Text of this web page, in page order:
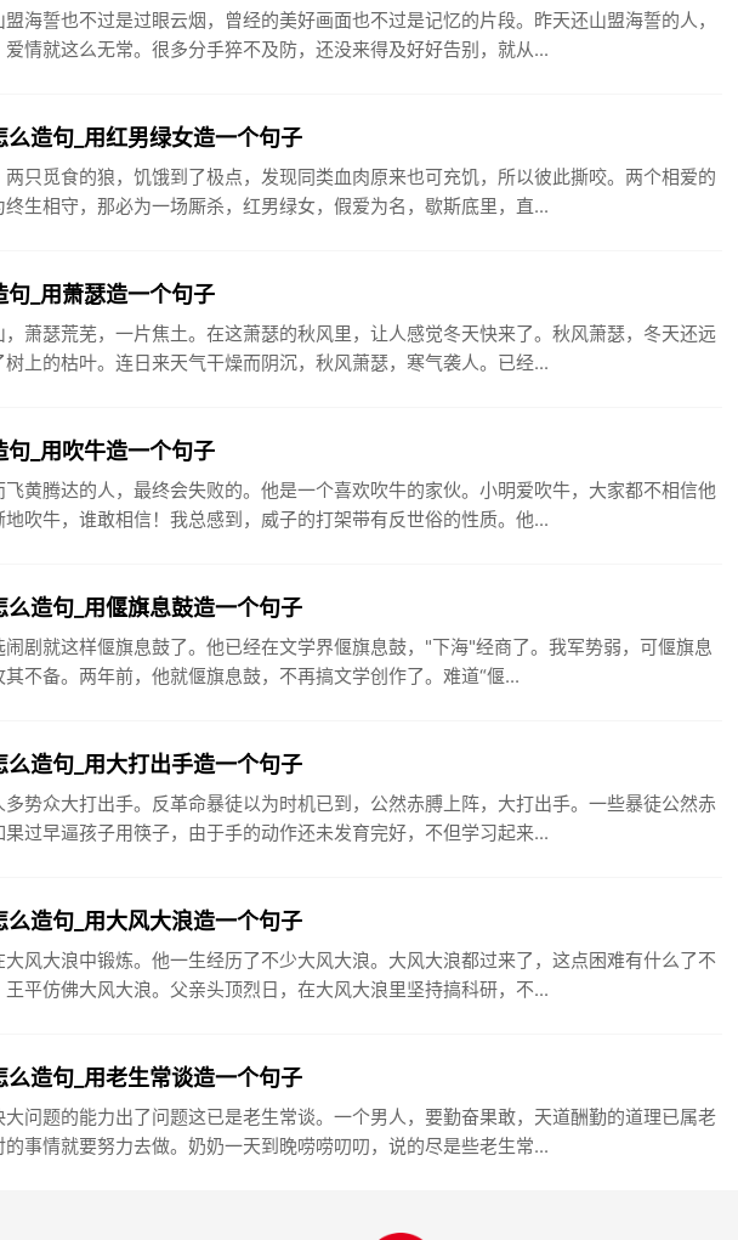
海誓也不过是过眼云烟，曾经的美好画面也不过是记忆的片段。昨天还山盟海誓的人，
情就这么无常。很多分手猝不及防，还没来得及好好告别，就从...
么造句_用红男绿女造一个句子
只觅食的狼，饥饿到了极点，发现同类血肉原来也可充饥，所以彼此撕咬。两个相爱的
生相守，那必为一场厮杀，红男绿女，假爱为名，歇斯底里，直...
句_用萧瑟造一个句子
萧瑟荒芜，一片焦土。在这萧瑟的秋风里，让人感觉冬天快来了。秋风萧瑟，冬天还远
上的枯叶。连日来天气干燥而阴沉，秋风萧瑟，寒气袭人。已经...
句_用吹牛造一个句子
黄腾达的人，最终会失败的。他是一个喜欢吹牛的家伙。小明爱吹牛，大家都不相信他
吹牛，谁敢相信！我总感到，威子的打架带有反世俗的性质。他...
么造句_用偃旗息鼓造一个句子
剧就这样偃旗息鼓了。他已经在文学界偃旗息鼓，"下海"经商了。我军势弱，可偃旗息
不备。两年前，他就偃旗息鼓，不再搞文学创作了。难道“偃...
么造句_用大打出手造一个句子
势众大打出手。反革命暴徒以为时机已到，公然赤膊上阵，大打出手。一些暴徒公然赤
过早逼孩子用筷子，由于手的动作还未发育完好，不但学习起来...
么造句_用大风大浪造一个句子
风大浪中锻炼。他一生经历了不少大风大浪。大风大浪都过来了，这点困难有什么了不
平仿佛大风大浪。父亲头顶烈日，在大风大浪里坚持搞科研，不...
么造句_用老生常谈造一个句子
问题的能力出了问题这已是老生常谈。一个男人，要勤奋果敢，天道酬勤的道理已属老
事情就要努力去做。奶奶一天到晚唠唠叨叨，说的尽是些老生常...